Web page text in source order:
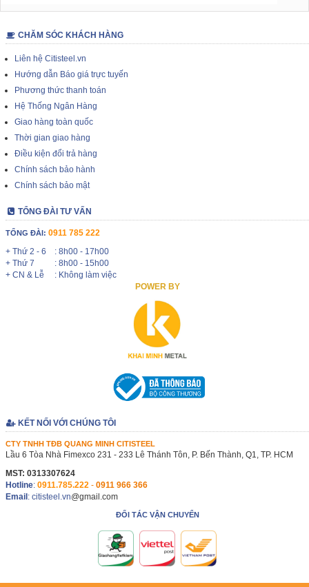
CHĂM SÓC KHÁCH HÀNG
Liên hệ Citisteel.vn
Hướng dẫn Báo giá trực tuyến
Phương thức thanh toán
Hệ Thống Ngân Hàng
Giao hàng toàn quốc
Thời gian giao hàng
Điều kiện đổi trả hàng
Chính sách bảo hành
Chính sách bảo mật
TỔNG ĐÀI TƯ VẤN
TỔNG ĐÀI: 0911 785 222
+ Thứ 2 - 6
: 8h00 - 17h00
+ Thứ 7
: 8h00 - 15h00
+ CN & Lễ
: Không làm việc
POWER BY
KẾT NỐI VỚI CHÚNG TÔI
CTY TNHH TĐB QUANG MINH CITISTEEL
Lầu 6 Tòa Nhà Fimexco 231 - 233 Lê Thánh Tôn, P. Bến Thành, Q1, TP. HCM
MST: 0313307624
Hotline: 0911.785.222 - 0911 966 366
Email: citisteel.vn@gmail.com
ĐỐI TÁC VẬN CHUYỂN